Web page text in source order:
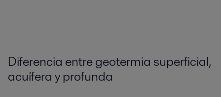
Diferencia entre geotermia superficial,
acuífera y profunda